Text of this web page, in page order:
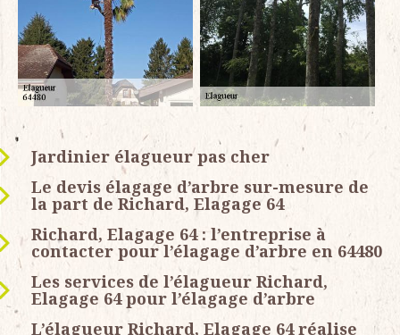
Jardinier élagueur pas cher
Le devis élagage d’arbre sur-mesure de
la part de Richard, Elagage 64
Richard, Elagage 64 : l’entreprise à
contacter pour l’élagage d’arbre en 64480
Les services de l’élagueur Richard,
Elagage 64 pour l’élagage d’arbre
L’élagueur Richard, Elagage 64 réalise